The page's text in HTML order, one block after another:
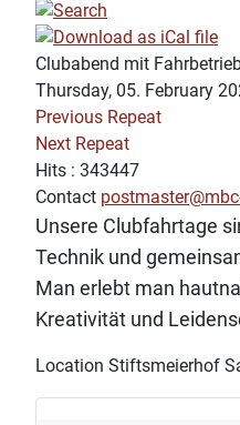
Clubabend mit
Thursday, 05. February
Previous Repeat
Next Repeat
Hits : 343447
Contact
Unsere Clubfahrtage
Technik und
Man erlebt man
Kreativität und
Location Stiftsmeierhof